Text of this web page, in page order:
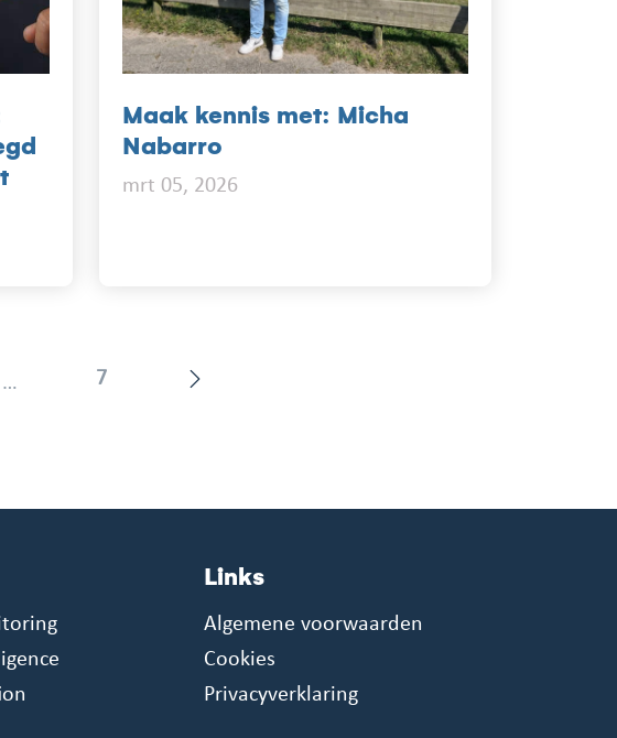
Maak kennis met: Micha
Nabarro
mrt 05, 2026
… 7
Links
Algemene voorwaarden
Cookies
Privacyverklaring